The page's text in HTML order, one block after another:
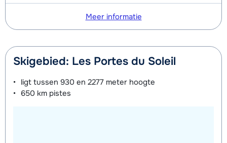
Meer informatie
Skigebied: Les Portes du Soleil
ligt tussen 930 en 2277 meter hoogte
650 km pistes